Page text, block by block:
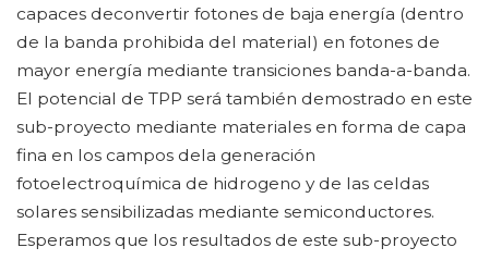
capaces deconvertir fotones de baja energía (dentro
de la banda prohibida del material) en fotones de
mayor energía mediante transiciones banda-a-banda.
El potencial de TPP será también demostrado en este
sub-proyecto mediante materiales en forma de capa
fina en los campos dela generación
fotoelectroquímica de hidrogeno y de las celdas
solares sensibilizadas mediante semiconductores.
Esperamos que los resultados de este sub-proyecto